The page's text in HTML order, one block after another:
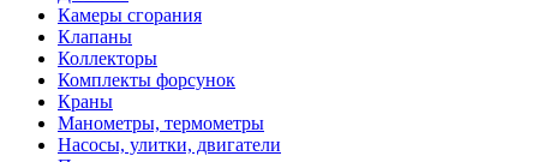
Камеры сгорания
Клапаны
Коллекторы
Комплекты форсунок
Краны
Манометры, термометры
Насосы, улитки, двигатели